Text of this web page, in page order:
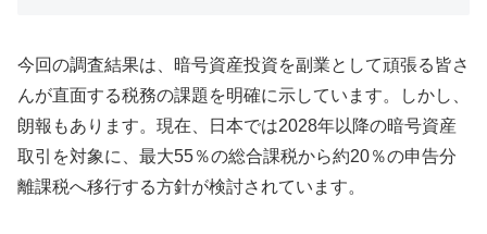
今回の調査結果は、暗号資産投資を副業として頑張る皆さ
んが直面する税務の課題を明確に示しています。しかし、
朗報もあります。現在、日本では2028年以降の暗号資産
取引を対象に、最大55％の総合課税から約20％の申告分
離課税へ移行する方針が検討されています。